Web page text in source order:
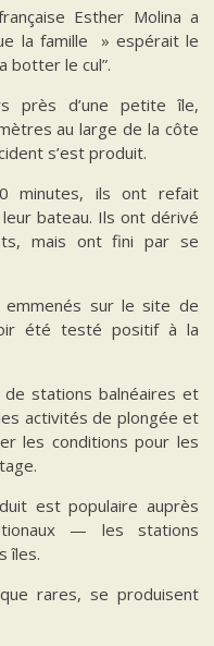
Esther Molina a
la famille » espérait le
botter le cul”.
près d’une petite île,
au large de la côte
s’est produit.
minutes, ils ont refait
bateau. Ils ont dérivé
mais ont fini par se
sur le site de
été testé positif à la
stations balnéaires et
activités de plongée et
les conditions pour les
est populaire auprès
— les stations
îles.
rares, se produisent